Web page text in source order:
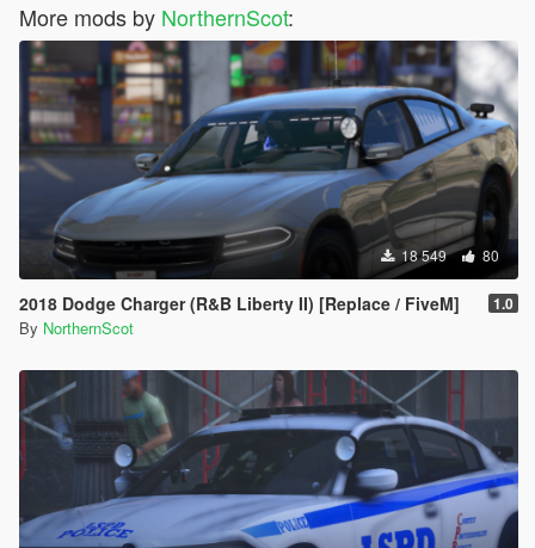
More mods by NorthernScot:
18 549 80
2018 Dodge Charger (R&B Liberty II) [Replace / FiveM] 1.0
By NorthernScot